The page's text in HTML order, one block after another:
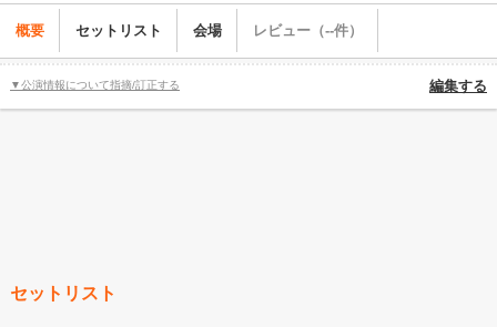
概要 セットリスト 会場 レビュー（--件）
▼公演情報について指摘/訂正する 編集する
セットリスト